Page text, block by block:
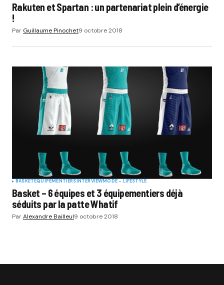
Rakuten et Spartan : un partenariat plein d’énergie
!
Par Guillaume Pinochet9 octobre 2018
BASKETEQUIPEMENTIERSINTERVIEWMODE - LIFESTYLE
Basket – 6 équipes et 3 équipementiers déjà
séduits par la patte Whatif
ParAlexandre Bailleul9 octobre 2018